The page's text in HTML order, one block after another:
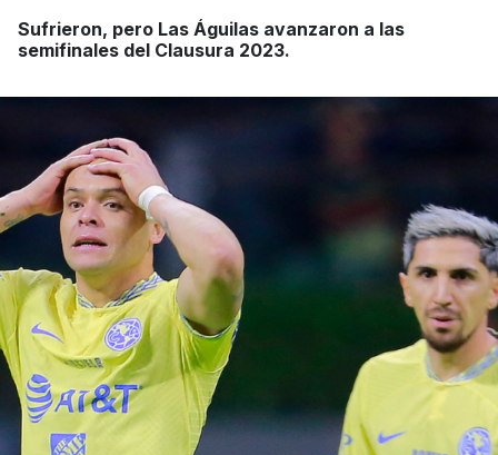
Sufrieron, pero Las Águilas avanzaron a las
semifinales del Clausura 2023.